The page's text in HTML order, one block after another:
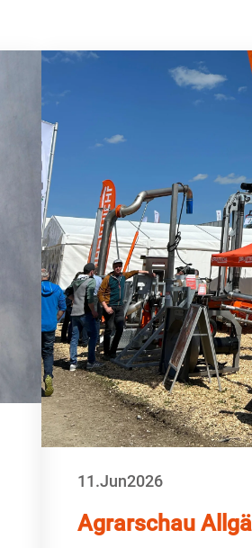
11.Jun2026
Agrarschau